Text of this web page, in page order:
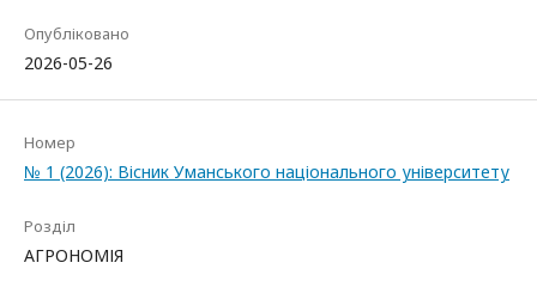
Опубліковано
2026-05-26
Номер
№ 1 (2026): Вісник Уманського національного університету
Розділ
АГРОНОМІЯ